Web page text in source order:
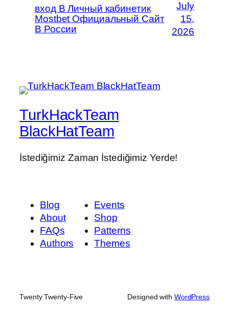
вход В Личный кабинетик
Mostbet Официальный Сайт
В России
July
15,
2026
TurkHackTeam
BlackHatTeam
İstediğimiz Zaman İstediğimiz Yerde!
Blog
About
FAQs
Authors
Events
Shop
Patterns
Themes
Twenty Twenty-Five Designed with WordPress